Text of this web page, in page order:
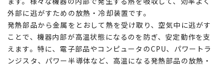
外部に逃がすための放熱・冷却装置です。
発熱部品から金属をとおして熱を受け取り、空気中に逃がす
ことで、機器内部が高温状態になるのを防ぎ、安定動作を支
えます。特に、電子部品やコンピュータのCPU、パワートラ
ンジスタ、パワー半導体など、高温になる発熱部品の放熱・